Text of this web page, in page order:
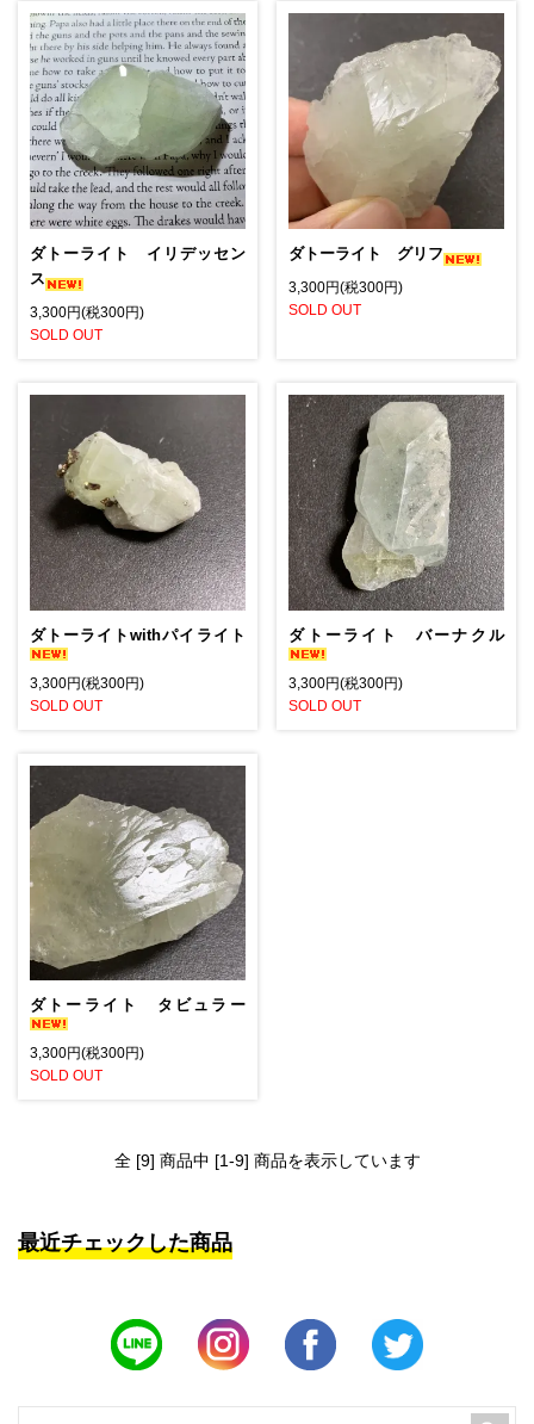
ダトーライト イリデッセン
ス
3,300円(税300円)
SOLD OUT
ダトーライト グリフ
3,300円(税300円)
SOLD OUT
ダトーライトwithパイライト
3,300円(税300円)
SOLD OUT
ダトーライト バーナクル
3,300円(税300円)
SOLD OUT
ダトーライト タビュラー
3,300円(税300円)
SOLD OUT
全 [9] 商品中 [1-9] 商品を表示しています
最近チェックした商品